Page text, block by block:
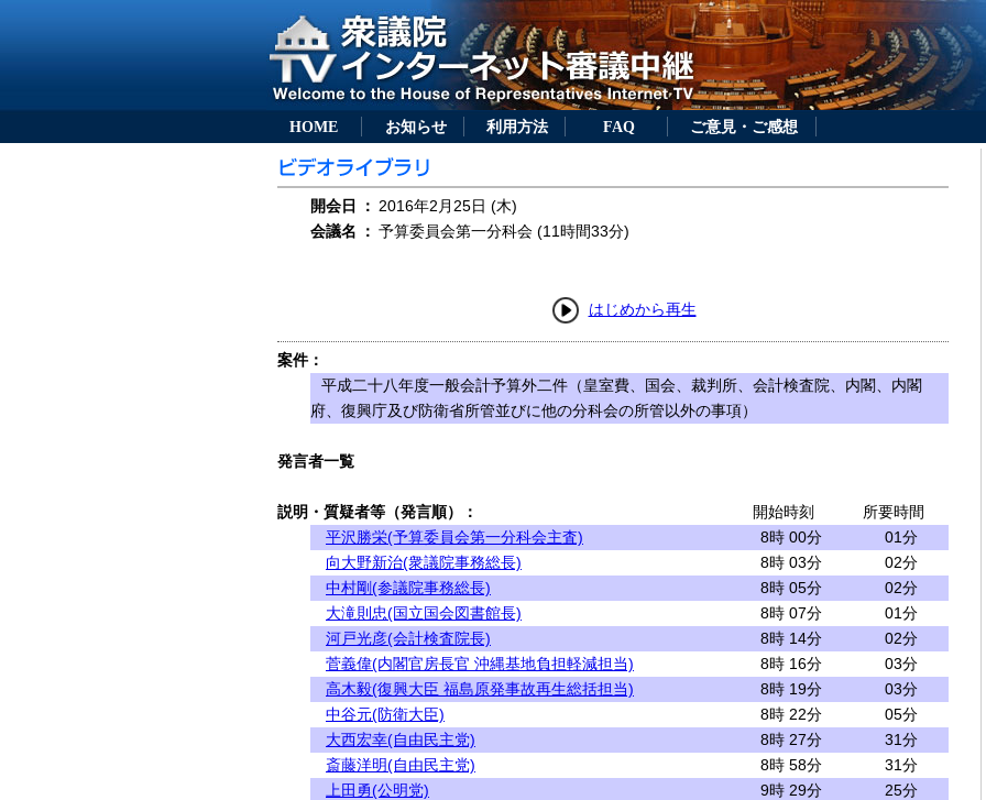
HOME お知らせ 利用方法 FAQ ご意見・ご感想
開会日 ： 2016年2月25日 (木)
会議名
： 予算委員会第一分科会 (11時間33分)
はじめから再生
案件：
平成二十八年度一般会計予算外二件（皇室費、国会、裁判所、会計検査院、内閣、内閣
府、復興庁及び防衛省所管並びに他の分科会の所管以外の事項）
発言者一覧
説明・質疑者等（発言順）： 開始時刻
所要時間
平沢勝栄(予算委員会第一分科会主査)
8時 00分
01分
向大野新治(衆議院事務総長)
8時 03分
02分
中村剛(参議院事務総長)
8時 05分
02分
大滝則忠(国立国会図書館長)
8時 07分
01分
河戸光彦(会計検査院長)
8時 14分
02分
菅義偉(内閣官房長官 沖縄基地負担軽減担当)
8時 16分
03分
高木毅(復興大臣 福島原発事故再生総括担当)
8時 19分
03分
中谷元(防衛大臣)
8時 22分
05分
大西宏幸(自由民主党)
8時 27分
31分
斎藤洋明(自由民主党)
8時 58分
31分
上田勇(公明党)
9時 29分
25分